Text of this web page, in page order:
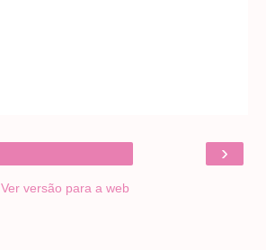
›
Ver versão para a web